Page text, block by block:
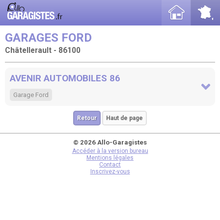
GARAGES FORD
Châtellerault - 86100
AVENIR AUTOMOBILES 86
Garage Ford
Retour Haut de page
© 2026 Allo-Garagistes
Accéder à la version bureau
Mentions légales
Contact
Inscrivez-vous